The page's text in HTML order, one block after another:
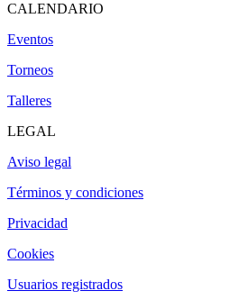
CALENDARIO
Eventos
Torneos
Talleres
LEGAL
Aviso legal
Términos y condiciones
Privacidad
Cookies
Usuarios registrados